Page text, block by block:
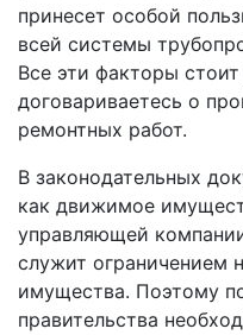
принесет особой
всей системы
Все эти факторы
договариваетесь о
ремонтных работ.
В законодательных
как движимое
управляющей
служит ограничением
имущества. Поэтому
правительства